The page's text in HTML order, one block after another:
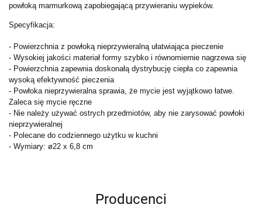
powłoką marmurkową zapobiegającą przywieraniu wypieków.
Specyfikacja:
- Powierzchnia z powłoką nieprzywieralną ułatwiająca pieczenie
- Wysokiej jakości materiał formy szybko i równomiernie nagrzewa się
- Powierzchnia zapewnia doskonałą dystrybucję ciepła co zapewnia
wysoką efektywność pieczenia
- Powłoka nieprzywieralna sprawia, że mycie jest wyjątkowo łatwe.
Zaleca się mycie ręczne
- Nie należy używać ostrych przedmiotów, aby nie zarysować powłoki
nieprzywieralnej
- Polecane do codziennego użytku w kuchni
- Wymiary: ø22 x 6,8 cm
Producenci